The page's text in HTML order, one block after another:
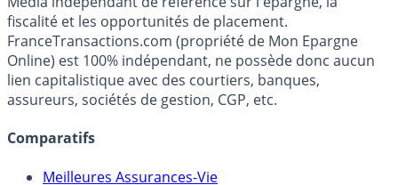
Premier guide épargne de France, en ligne depuis 2001.
Média indépendant de référence sur l'épargne, la
fiscalité et les opportunités de placement.
FranceTransactions.com (propriété de Mon Epargne
Online) est 100% indépendant, ne possède donc aucun
assureurs, sociétés de gestion, CGP, etc.
Comparatifs